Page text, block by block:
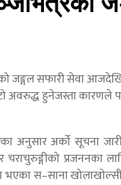
जङ्गल सफारी सेवा
अवरुद्ध हुनेजस्ता
अनुसार अर्को सूचना
प्रजननका
भएका स–साना